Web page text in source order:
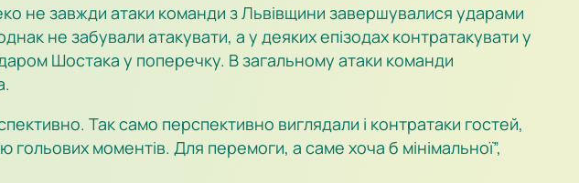
не завжди атаки команди з Львівщини завершувалися ударами
не забували атакувати, а у деяких епізодах контратакувати у
Шостака у поперечку. В загальному атаки команди
Так само перспективно виглядали і контратаки гостей,
моментів. Для перемоги, а саме хоча б мінімальної”,